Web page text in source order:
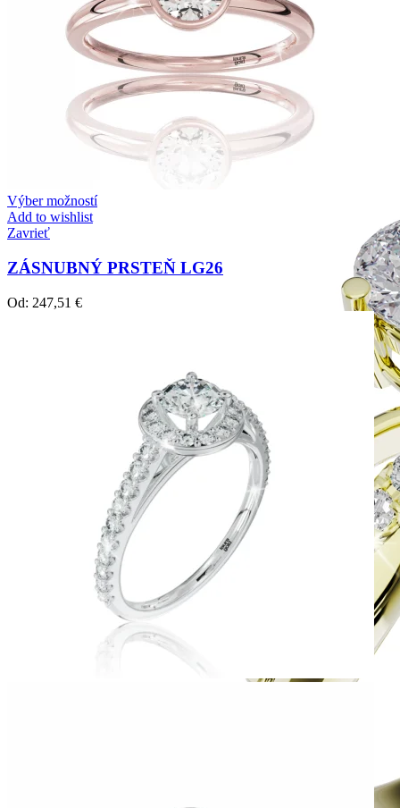
Simple Collection
Zásnubné prstne z kolekcie Simple.
Výber možností
Add to wishlist
Zavrieť
ZÁSNUBNÝ PRSTEŇ LG26
Od: 247,51 €